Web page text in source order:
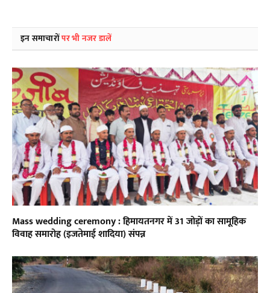
इन समाचारोंपर भी नजर डालें
Mass wedding ceremony : हिमायतनगर में 31 जोड़ों का सामूहिक
विवाह समारोह (इजतेमाई शादिया) संपन्न